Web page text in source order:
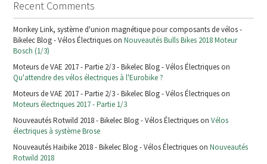
Recent Comments
Monkey Link, système d'union magnétique pour composants de vélos -
Bikelec Blog - Vélos Électriques onNouveautés Bulls Bikes 2018 Moteur
Bosch (1/3)
Moteurs de VAE 2017 - Partie 2/3 - Bikelec Blog - Vélos Électriques on
Qu'attendre des vélos électriques à l'Eurobike ?
Moteurs de VAE 2017 - Partie 2/3 - Bikelec Blog - Vélos Électriques on
Moteurs électriques 2017 - Partie 1/3
Nouveautés Rotwild 2018 - Bikelec Blog - Vélos Électriques onVélos
électriques à système Brose
Nouveautés Haibike 2018 - Bikelec Blog - Vélos Électriques onNouveautés
Rotwild 2018